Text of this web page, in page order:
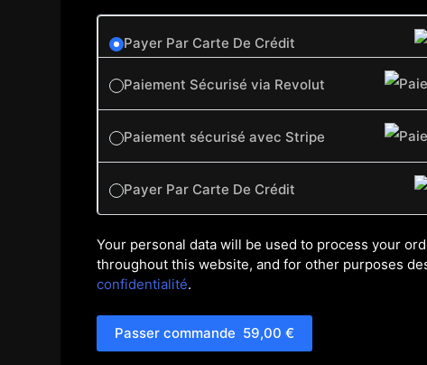
Payer Par Carte De Crédit
Paiement Sécurisé via Revolut
Paiement sécurisé avec Stripe
Payer Par Carte De Crédit
Your personal data will be used to process your
throughout this website, and for other purposes
confidentialité.
Passer commande 59,00 €